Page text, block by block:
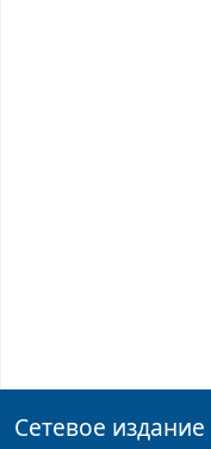
Сетевое издание